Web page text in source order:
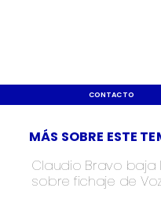
CONTACTO
Claudio Bravo baja
sobre fichaje de
MÁS SOBRE ESTE